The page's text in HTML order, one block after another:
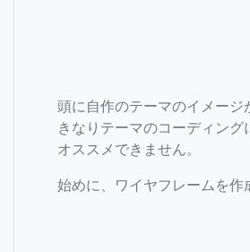
頭に自作のテーマのイメージ
きなりテーマのコーディング
オススメできません。
始めに、ワイヤフレームを作